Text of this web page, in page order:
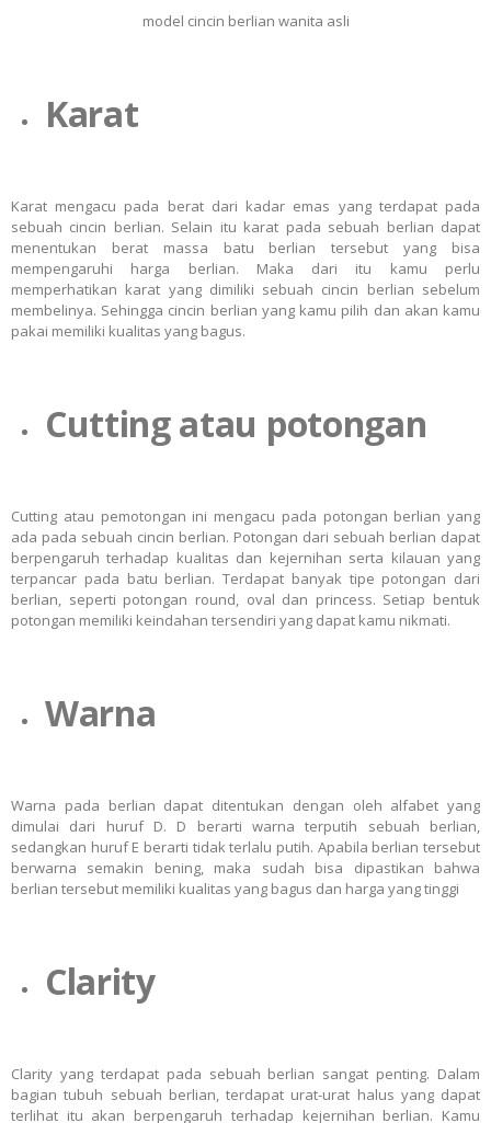
model cincin berlian wanita asli
Karat
Karat mengacu pada berat dari kadar emas yang terdapat pada
sebuah cincin berlian. Selain itu karat pada sebuah berlian dapat
menentukan berat massa batu berlian tersebut yang bisa
mempengaruhi harga berlian. Maka dari itu kamu perlu
memperhatikan karat yang dimiliki sebuah cincin berlian sebelum
membelinya. Sehingga cincin berlian yang kamu pilih dan akan kamu
pakai memiliki kualitas yang bagus.
Cutting atau potongan
Cutting atau pemotongan ini mengacu pada potongan berlian yang
ada pada sebuah cincin berlian. Potongan dari sebuah berlian dapat
berpengaruh terhadap kualitas dan kejernihan serta kilauan yang
terpancar pada batu berlian. Terdapat banyak tipe potongan dari
berlian, seperti potongan round, oval dan princess. Setiap bentuk
potongan memiliki keindahan tersendiri yang dapat kamu nikmati.
Warna
Warna pada berlian dapat ditentukan dengan oleh alfabet yang
dimulai dari huruf D. D berarti warna terputih sebuah berlian,
sedangkan huruf E berarti tidak terlalu putih. Apabila berlian tersebut
berwarna semakin bening, maka sudah bisa dipastikan bahwa
berlian tersebut memiliki kualitas yang bagus dan harga yang tinggi
Clarity
Clarity yang terdapat pada sebuah berlian sangat penting. Dalam
bagian tubuh sebuah berlian, terdapat urat-urat halus yang dapat
terlihat itu akan berpengaruh terhadap kejernihan berlian. Kamu